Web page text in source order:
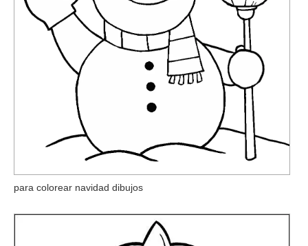
para colorear navidad dibujos